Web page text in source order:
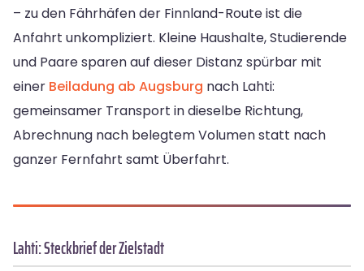
– zu den Fährhäfen der Finnland-Route ist die
Anfahrt unkompliziert. Kleine Haushalte, Studierende
und Paare sparen auf dieser Distanz spürbar mit
einer Beiladung ab Augsburg nach Lahti:
gemeinsamer Transport in dieselbe Richtung,
Abrechnung nach belegtem Volumen statt nach
ganzer Fernfahrt samt Überfahrt.
Lahti: Steckbrief der Zielstadt